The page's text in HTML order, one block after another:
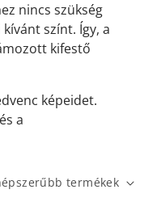
nincs szükség
színt. Így, a
kifestő
képeidet.
a